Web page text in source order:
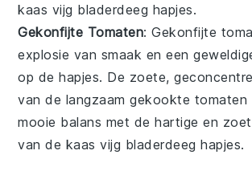
kaas vijg bladerdeeg hapjes.
Gekonfijte Tomaten: Gekonfijte
explosie van smaak en een
op dehapjes. De zoete,
van de langzaam gekookte tomaten
mooie balans met de hartige en
van de kaas vijg bladerdeeg hapjes.